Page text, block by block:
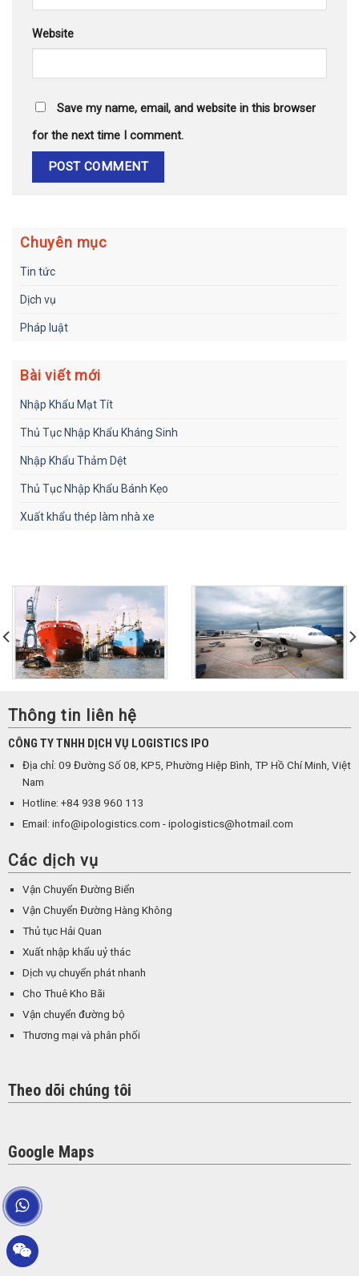
Website
Save my name, email, and website in this browser
for the next time I comment.
Chuyên mục
Tin tức
Dịch vụ
Pháp luật
Bài viết mới
Nhập Khẩu Mạt Tít
Thủ Tục Nhập Khẩu Kháng Sinh
Nhập Khẩu Thảm Dệt
Thủ Tục Nhập Khẩu Bánh Kẹo
Xuất khẩu thép làm nhà xe
Thông tin liên hệ
CÔNG TY TNHH DỊCH VỤ LOGISTICS IPO
Địa chỉ: 09 Đường Số 08, KP5, Phường Hiệp Bình, TP Hồ Chí Minh, Việt
Nam
Hotline: +84 938 960 113
Email: info@ipologistics.com - ipologistics@hotmail.com
Các dịch vụ
Vận Chuyển Đường Biển
Vận Chuyển Đường Hàng Không
Thủ tục Hải Quan
Xuất nhập khẩu uỷ thác
Dịch vụ chuyển phát nhanh
Cho Thuê Kho Bãi
Vận chuyển đường bộ
Thương mại và phân phối
Theo dõi chúng tôi
Google Maps